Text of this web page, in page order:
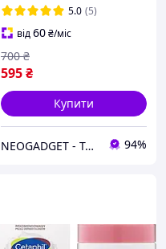
і центелою, зміцнення
шкірного бар єру, Коре
5.0 (5)
від60₴/міс
595₴
700 ₴
Купити
NEOGADGET - Твій провідник у світ сучасної техніки! 94%